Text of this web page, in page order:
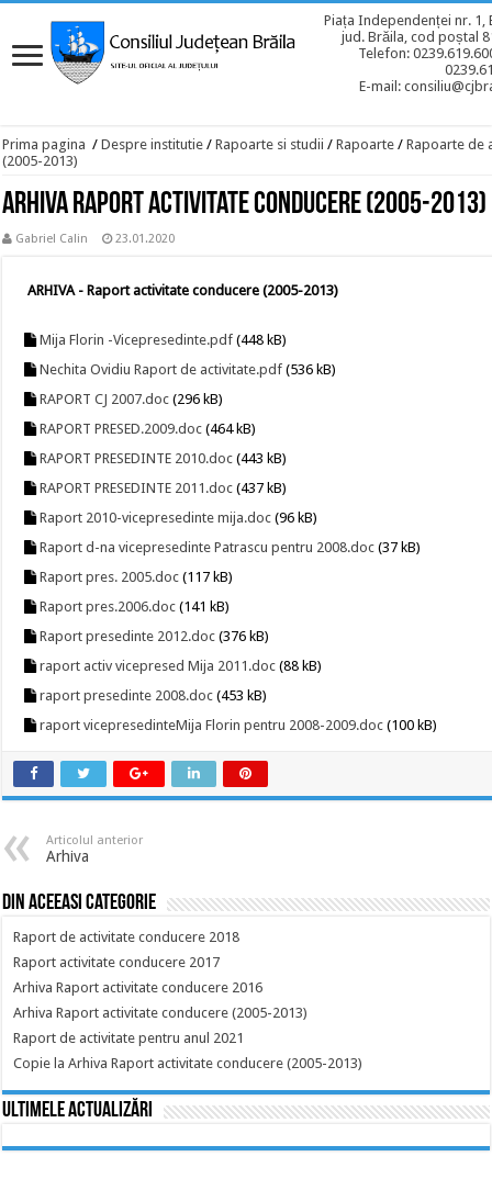
Piața Independenței nr. 1,
jud. Brăila, cod poștal
Telefon:
E-mail:
Prima pagina / Despre institutie / Rapoarte si studii / Rapoarte / Rapoarte de
(2005-2013)
Arhiva Raport activitate conducere (2005-2013)
Gabriel Calin 23.01.2020
ARHIVA - Raport activitate conducere (2005-2013)
Mija Florin -Vicepresedinte.pdf (448 kB)
Nechita Ovidiu Raport de activitate.pdf (536 kB)
RAPORT CJ 2007.doc (296 kB)
RAPORT PRESED.2009.doc (464 kB)
RAPORT PRESEDINTE 2010.doc (443 kB)
RAPORT PRESEDINTE 2011.doc (437 kB)
Raport 2010-vicepresedinte mija.doc (96 kB)
Raport d-na vicepresedinte Patrascu pentru 2008.doc (37 kB)
Raport pres. 2005.doc (117 kB)
Raport pres.2006.doc (141 kB)
Raport presedinte 2012.doc (376 kB)
raport activ vicepresed Mija 2011.doc (88 kB)
raport presedinte 2008.doc (453 kB)
raport vicepresedinteMija Florin pentru 2008-2009.doc (100 kB)
Articolul anterior
Arhiva
Din aceeasi categorie
Raport de activitate conducere 2018
Raport activitate conducere 2017
Arhiva Raport activitate conducere 2016
Arhiva Raport activitate conducere (2005-2013)
Raport de activitate pentru anul 2021
Copie la Arhiva Raport activitate conducere (2005-2013)
Ultimele actualizări